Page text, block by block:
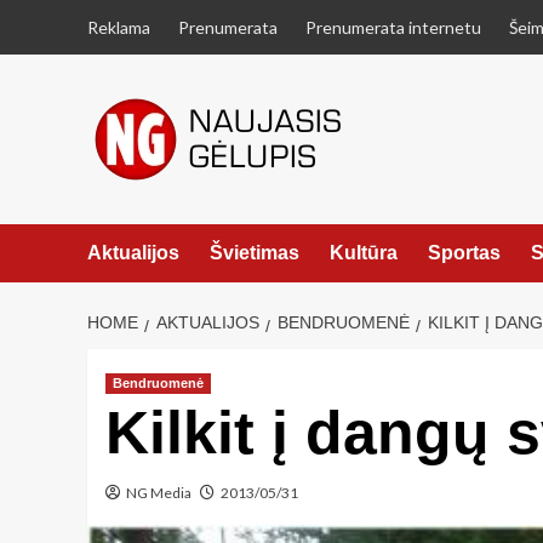
Reklama Prenumerata Prenumerata internetu
Aktualijos Švietimas Kultūra Sportas
HOME AKTUALIJOS BENDRUOMENĖ KILKIT Į
Bendruomenė
Kilkit į dangų
NG Media 2013/05/31